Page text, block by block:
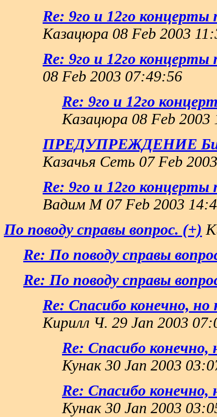
Re: 9го и 12го
Казацюра 08 Feb 2003
Re: 9го и 12го
08 Feb 2003 07:49:56
Re: 9го и 12го
Казацюра 08 Feb 2003
ПРЕДУПРЕЖДЕНИЕ
Казачья Сеть 07 Feb
Re: 9го и 12го
Вадим М 07 Feb 2003
По поводу справы вопрос. (+)
Re: По поводу справы
Re: По поводу справы
Re: Спасибо конечно,
Кирилл Ч. 29 Jan 2003
Re: Спасибо
Кунак 30 Jan 2003
Re: Спасибо
Кунак 30 Jan 2003